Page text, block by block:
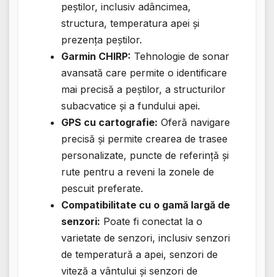
peștilor, inclusiv adâncimea,
structura, temperatura apei și
prezența peștilor.
Garmin CHIRP: Tehnologie de sonar
avansată care permite o identificare
mai precisă a peștilor, a structurilor
subacvatice și a fundului apei.
GPS cu cartografie: Oferă navigare
precisă și permite crearea de trasee
personalizate, puncte de referință și
rute pentru a reveni la zonele de
pescuit preferate.
Compatibilitate cu o gamă largă de
senzori: Poate fi conectat la o
varietate de senzori, inclusiv senzori
de temperatură a apei, senzori de
viteză a vântului și senzori de